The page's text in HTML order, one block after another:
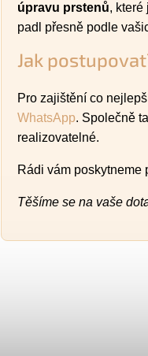
úpravu prstenů, které
padl přesně podle
Jak
Pro zajištění co
WhatsApp. Společně
realizovatelné.
Rádi vám poskytneme
Těšíme se na vaše